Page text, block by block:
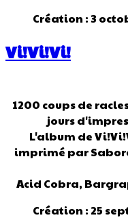
Création : 3
Vi!Vi!Vi!
1200 coups de
jours
L'album de
imprimé par
Acid Cobra,
Création : 25